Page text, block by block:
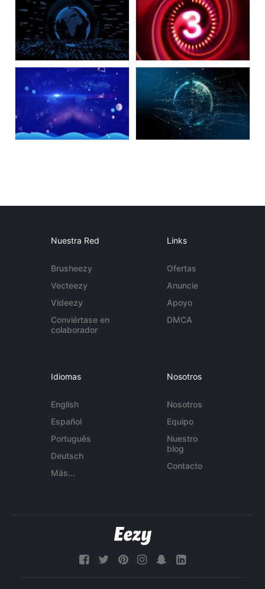
Nuestra Red
Brusheezy
Vecteezy
Videezy
Conviértase en
colaborador
Links
Ofertas
Anuncie
Apoyo
DMCA
Idiomas
English
Español
Português
Deutsch
Más...
Nosotros
Nosotros
Equipo
Nuestro
blog
Contacto